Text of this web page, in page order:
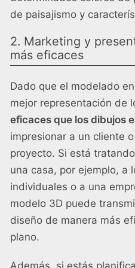
de paisajismo y
2. Marketing y
más eficaces
Dado que el modelado
mejor representación de
eficaces que los dibujos
impresionar a un cliente
proyecto. Si está
una casa, por ejemplo, a
individuales o a una
modelo 3D puede
diseño de manera más
plano.